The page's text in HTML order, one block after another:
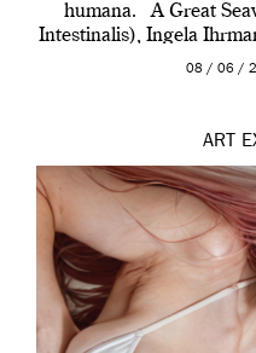
humana. A Great
Intestinalis), Ingela
Madrid y
08 / 06 /
ART